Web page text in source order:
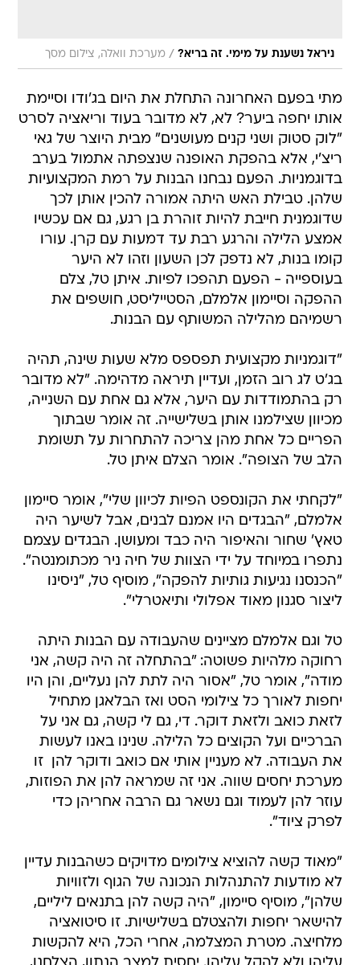
ניראל נשענת על מימי. זה בריא? / מערכת וואלה, צילום מסך
מתי בפעם האחרונה התחלת את היום בג'ודו וסיימת
אותו יחפה ביער? לא, לא מדובר בעוד וריאציה לסרט
"לוק סטוק ושני קנים מעושנים" מבית היוצר של גאי
ריצ'י, אלא בהפקת האופנה שנצפתה אתמול בערב
בדוגמניות. הפעם נבחנו הבנות על רמת המקצועיות
שלהן. טבילת האש היתה אמורה להכין אותן לכך
שדוגמנית חייבת להיות זוהרת בן רגע, גם אם עכשיו
אמצע הלילה והרגע רבת עד דמעות עם קרן. עורו
קומו בנות, לא נדפק לכן השעון וזהו לא היער
בעוספייה - הפעם תהפכו לפיות. איתן טל, צלם
ההפקה וסיימון אלמלם, הסטייליסט, חושפים את
רשמיהם מהלילה המשותף עם הבנות.
"דוגמניות מקצועית תפספס מלא שעות שינה, תהיה
בג'ט לג רוב הזמן, ועדיין תיראה מדהימה. "לא מדובר
רק בהתמודדות עם היער, אלא גם אחת עם השנייה,
מכיוון שצילמנו אותן בשלישייה. זה אומר שבתוך
הפריים כל אחת מהן צריכה להתחרות על תשומת
הלב של הצופה". אומר הצלם איתן טל.
"לקחתי את הקונספט הפיות לכיוון שלי", אומר סיימון
אלמלם, "הבגדים היו אמנם לבנים, אבל לשיער היה
טאץ' שחור והאיפור היה כבד ומעושן. הבגדים עצמם
נתפרו במיוחד על ידי הצוות של חיה ניר מכתומנטה".
"הכנסנו נגיעות גותיות להפקה", מוסיף טל, "ניסינו
ליצור סגנון מאוד אפלולי ותיאטרלי".
טל וגם אלמלם מציינים שהעבודה עם הבנות היתה
רחוקה מלהיות פשוטה: "בהתחלה זה היה קשה, אני
מודה", אומר טל, "אסור היה לתת להן נעליים, והן היו
יחפות לאורך כל צילומי הסט ואז הבלאגן מתחיל 
לזאת כואב ולזאת דוקר. די, גם לי קשה, גם אני על
הברכיים ועל הקוצים כל הלילה. שנינו באנו לעשות
את העבודה. לא מעניין אותי אם כואב ודוקר להן  זו
מערכת יחסים שווה. אני זה שמראה להן את הפוזות,
עוזר להן לעמוד וגם נשאר גם הרבה אחריהן כדי
לפרק ציוד".
"מאוד קשה להוציא צילומים מדויקים כשהבנות עדיין
לא מודעות להתנהלות הנכונה של הגוף ולזוויות
שלהן", מוסיף סיימון, "היה קשה להן בתנאים ליליים,
להישאר יחפות ולהצטלם בשלישיות. זו סיטואציה
מלחיצה. מטרת המצלמה, אחרי הכל, היא להקשות